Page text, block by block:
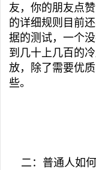
友，你的朋友点
的详细规则目前
据的测试，一个
到几十上几百的
放，除了需要优
些。
二：普通人如何